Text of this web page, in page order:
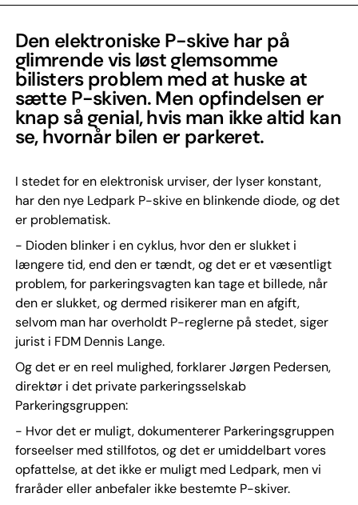
Den elektroniske P-skive har på
glimrende vis løst glemsomme
bilisters problem med at huske at
sætte P-skiven. Men opfindelsen er
knap så genial, hvis man ikke altid kan
se, hvornår bilen er parkeret.
I stedet for en elektronisk urviser, der lyser konstant,
har den nye Ledpark P-skive en blinkende diode, og det
er problematisk.
- Dioden blinker i en cyklus, hvor den er slukket i
længere tid, end den er tændt, og det er et væsentligt
problem, for parkeringsvagten kan tage et billede, når
den er slukket, og dermed risikerer man en afgift,
selvom man har overholdt P-reglerne på stedet, siger
jurist i FDM Dennis Lange.
Og det er en reel mulighed, forklarer Jørgen Pedersen,
direktør i det private parkeringsselskab
Parkeringsgruppen:
- Hvor det er muligt, dokumenterer Parkeringsgruppen
forseelser med stillfotos, og det er umiddelbart vores
opfattelse, at det ikke er muligt med Ledpark, men vi
fraråder eller anbefaler ikke bestemte P-skiver.